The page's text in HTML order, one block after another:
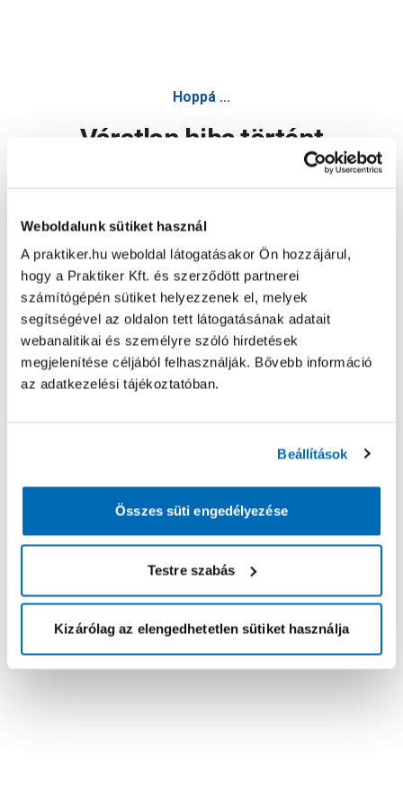
Weboldalunk sütiket használ
A praktiker.hu weboldal látogatásakor Ön hozzájárul,
hogy a Praktiker Kft. és szerződött partnerei
számítógépén sütiket helyezzenek el, melyek
segítségével az oldalon tett látogatásának adatait
webanalitikai és személyre szóló hirdetések
megjelenítése céljából felhasználják. Bővebb információ
az adatkezelési tájékoztatóban.
Beállítások
Összes süti engedélyezése
Testre szabás
Kizárólag az elengedhetetlen sütiket használja
Hoppá ...
Váratlan hiba történt
Oldal újratöltése